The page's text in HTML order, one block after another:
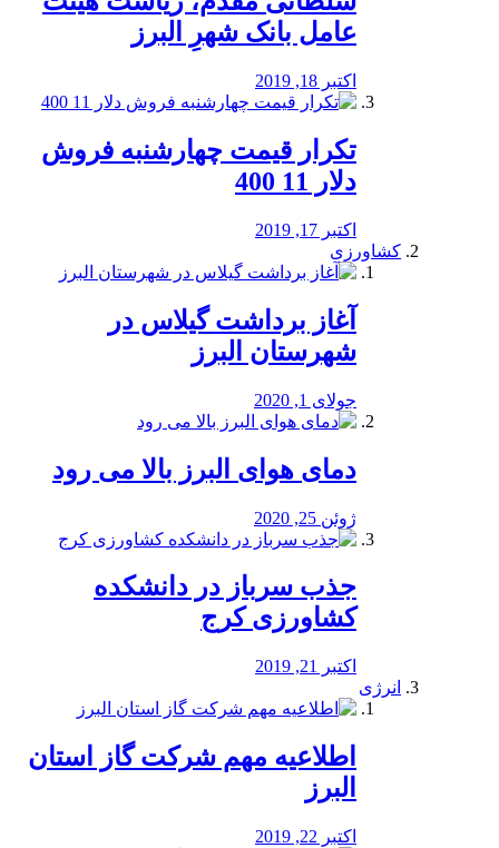
عامل بانک شهرِ البرز
اکتبر 18, 2019
تکرار قیمت چهارشنبه فروش
دلار 11 400
اکتبر 17, 2019
کشاورزی
آغاز برداشت گیلاس در
شهرستان البرز
جولای 1, 2020
دمای هوای البرز بالا می رود
ژوئن 25, 2020
جذب سرباز در دانشکده
کشاورزی کرج
اکتبر 21, 2019
انرژی
️اطلاعیه مهم شرکت گاز استان
البرز
اکتبر 22, 2019